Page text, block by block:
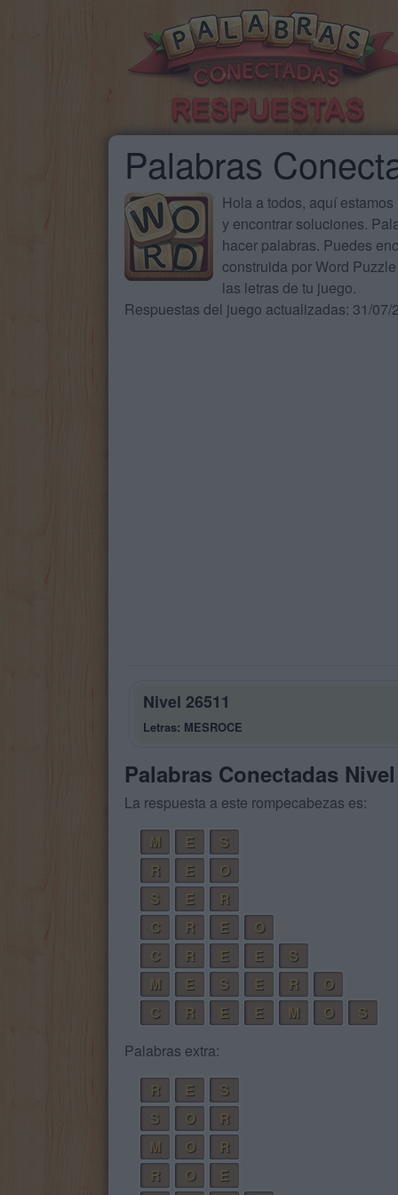
Palabras
Hola a todos, aquí
y encontrar soluciones.
hacer palabras. Puedes
construida por Word
las letras de tu juego.
Respuestas del juego actualizadas: 31/07/
Nivel 26511
Letras: MESROCE
Palabras Conectadas
La respuesta a este rompecabezas es:
M
E
S
R
E
O
S
E
R
C
R E
O
C
R E E
S
M
E S E R
O
C
R E E M O
S
Palabras extra:
R
E
S
S
O
R
M
O
R
R
O
E